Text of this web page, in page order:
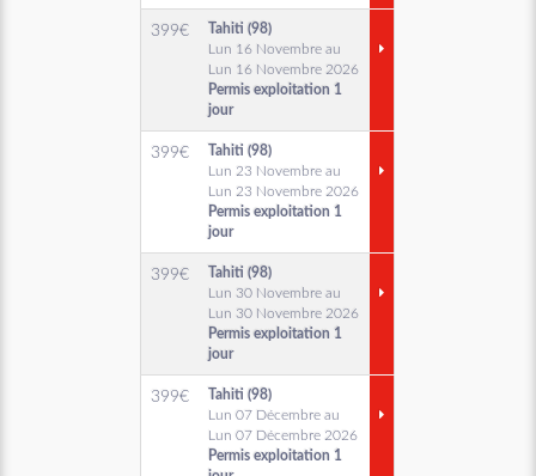
399€
Tahiti (98)
Lun 16 Novembre au
Lun 16 Novembre 2026
Permis exploitation 1
jour
399€
Tahiti (98)
Lun 23 Novembre au
Lun 23 Novembre 2026
Permis exploitation 1
jour
399€
Tahiti (98)
Lun 30 Novembre au
Lun 30 Novembre 2026
Permis exploitation 1
jour
399€
Tahiti (98)
Lun 07 Décembre au
Lun 07 Décembre 2026
Permis exploitation 1